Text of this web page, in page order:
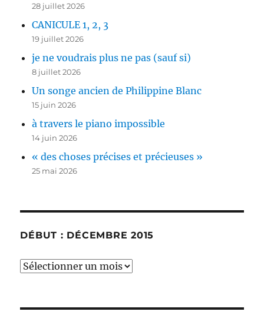
28 juillet 2026
CANICULE 1, 2, 3
19 juillet 2026
je ne voudrais plus ne pas (sauf si)
8 juillet 2026
Un songe ancien de Philippine Blanc
15 juin 2026
à travers le piano impossible
14 juin 2026
« des choses précises et précieuses »
25 mai 2026
DÉBUT : DÉCEMBRE 2015
début